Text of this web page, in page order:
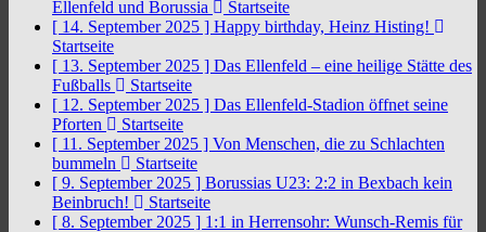
Ellenfeld und Borussia
Startseite
[ 14. September 2025 ] Happy birthday, Heinz Histing!
Startseite
[ 13. September 2025 ] Das Ellenfeld – eine heilige Stätte des
Fußballs
Startseite
[ 12. September 2025 ] Das Ellenfeld-Stadion öffnet seine
Pforten
Startseite
[ 11. September 2025 ] Von Menschen, die zu Schlachten
bummeln
Startseite
[ 9. September 2025 ] Borussias U23: 2:2 in Bexbach kein
Beinbruch!
Startseite
[ 8. September 2025 ] 1:1 in Herrensohr: Wunsch-Remis für